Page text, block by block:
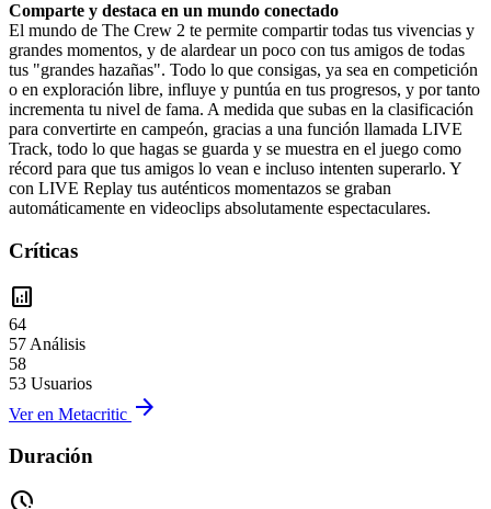
Comparte y destaca en un mundo conectado
El mundo de The Crew 2 te permite compartir todas tus vivencias y
grandes momentos, y de alardear un poco con tus amigos de todas
tus "grandes hazañas". Todo lo que consigas, ya sea en competición
o en exploración libre, influye y puntúa en tus progresos, y por tanto
incrementa tu nivel de fama. A medida que subas en la clasificación
para convertirte en campeón, gracias a una función llamada LIVE
Track, todo lo que hagas se guarda y se muestra en el juego como
récord para que tus amigos lo vean e incluso intenten superarlo. Y
con LIVE Replay tus auténticos momentazos se graban
automáticamente en videoclips absolutamente espectaculares.
Críticas
analytics
64
57 Análisis
58
53 Usuarios
Ver en Metacritic arrow_forward
Duración
pace